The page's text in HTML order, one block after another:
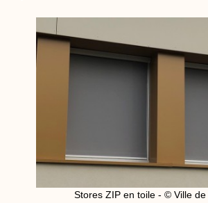
Stores ZIP en toile - © Ville de